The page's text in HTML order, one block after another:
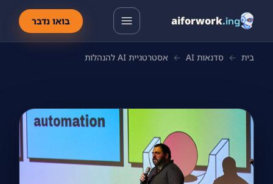
aiforwork.ing בואו נדבר
בית ← סדנאות AI ← אסטרטגיית AI להנהלות